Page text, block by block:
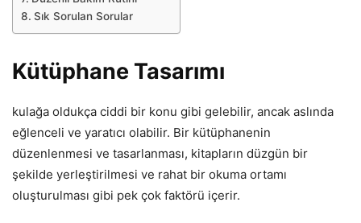
Sık Sorulan Sorular
Kütüphane Tasarımı
kulağa oldukça ciddi bir konu gibi gelebilir, ancak aslında
eğlenceli ve yaratıcı olabilir. Bir kütüphanenin
düzenlenmesi ve tasarlanması, kitapların düzgün bir
şekilde yerleştirilmesi ve rahat bir okuma ortamı
oluşturulması gibi pek çok faktörü içerir.